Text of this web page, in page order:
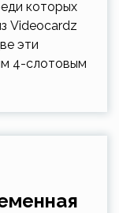
которых
Videocardz
эти
4-слотовым